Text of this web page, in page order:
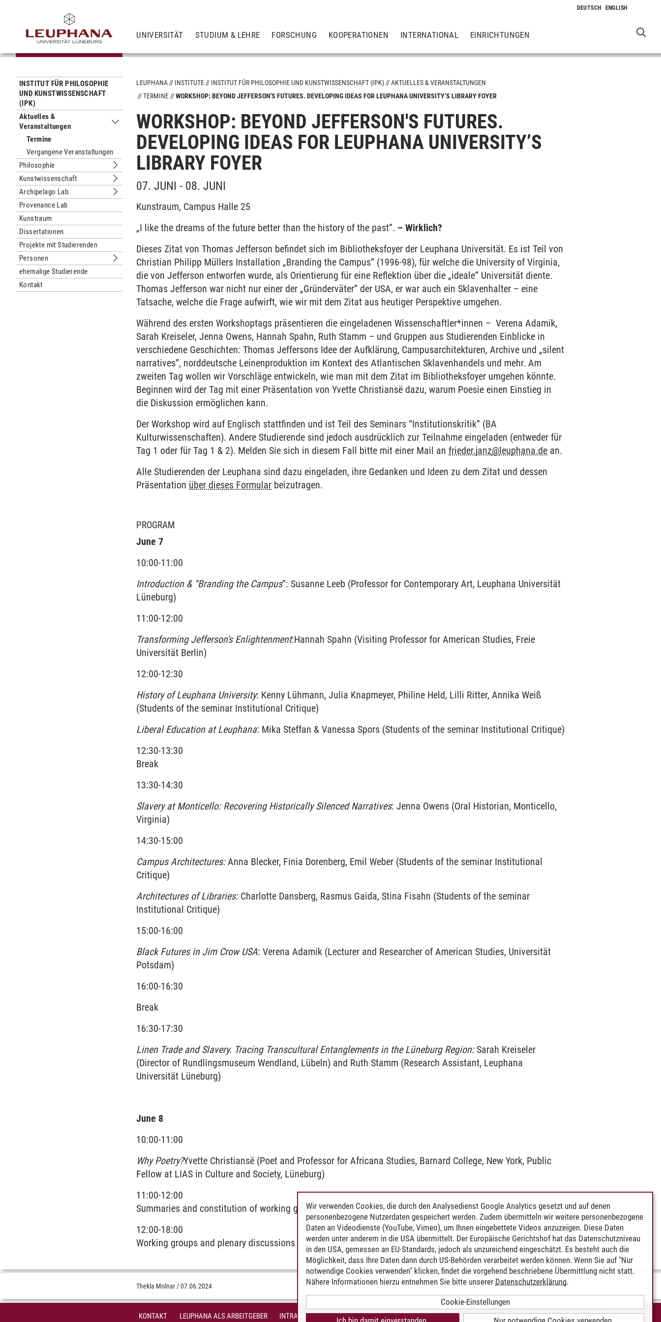
UNIVERSITÄT STUDIUM & LEHRE FORSCHUNG KOOPERATIONEN INTERNATIONAL EINRICHTUNGEN
INSTITUT FÜR PHILOSOPHIE
UND KUNSTWISSENSCHAFT
(IPK)
Aktuelles &
Veranstaltungen
Untermenu Aktuelles & Veranstaltungen
Termine
Vergangene Veranstaltungen
Philosophie
Untermenu Philosophie
Kunstwissenschaft
Untermenu Kunstwissenschaft
Archipelago Lab
Untermenu Archipelago Lab
Provenance Lab
Kunstraum
Dissertationen
Projekte mit Studierenden
Personen
Untermenu Personen
ehemalige Studierende
Kontakt
LEUPHANA INSTITUTE INSTITUT FÜR PHILOSOPHIE UND KUNSTWISSENSCHAFT (IPK)
AKTUELLES & VERANSTALTUNGEN
TERMINE
WORKSHOP: BEYOND JEFFERSON'S FUTURES. DEVELOPING IDEAS FOR LEUPHANA UNIVERSITY’S LIBRARY FOYER
WORKSHOP: BEYOND JEFFERSON'S FUTURES.
DEVELOPING IDEAS FOR LEUPHANA UNIVERSITY’S
LIBRARY FOYER
07. JUNI - 08. JUNI
Kunstraum, Campus Halle 25
„I like the dreams of the future better than the history of the past”. – Wirklich?
Dieses Zitat von Thomas Jefferson befindet sich im Bibliotheksfoyer der Leuphana Universität. Es ist Teil von
Christian Philipp Müllers Installation „Branding the Campus” (1996-98), für welche die University of Virginia,
die von Jefferson entworfen wurde, als Orientierung für eine Reflektion über die „ideale” Universität diente.
Thomas Jefferson war nicht nur einer der „Gründerväter” der USA, er war auch ein Sklavenhalter – eine
Tatsache, welche die Frage aufwirft, wie wir mit dem Zitat aus heutiger Perspektive umgehen.
Während des ersten Workshoptags präsentieren die eingeladenen Wissenschaftler*innen – Verena Adamik,
Sarah Kreiseler, Jenna Owens, Hannah Spahn, Ruth Stamm – und Gruppen aus Studierenden Einblicke in
verschiedene Geschichten: Thomas Jeffersons Idee der Aufklärung, Campusarchitekturen, Archive und „silent
narratives”, norddeutsche Leinenproduktion im Kontext des Atlantischen Sklavenhandels und mehr. Am
zweiten Tag wollen wir Vorschläge entwickeln, wie man mit dem Zitat im Bibliotheksfoyer umgehen könnte.
Beginnen wird der Tag mit einer Präsentation von Yvette Christiansë dazu, warum Poesie einen Einstieg in
die Diskussion ermöglichen kann.
Der Workshop wird auf Englisch stattfinden und ist Teil des Seminars “Institutionskritik” (BA
Kulturwissenschaften). Andere Studierende sind jedoch ausdrücklich zur Teilnahme eingeladen (entweder für
Tag 1 oder für Tag 1 & 2). Melden Sie sich in diesem Fall bitte mit einer Mail anfrieder.janz@leuphana.de an.
Alle Studierenden der Leuphana sind dazu eingeladen, ihre Gedanken und Ideen zu dem Zitat und dessen
Präsentation über dieses Formular beizutragen.
PROGRAM
June 7
10:00-11:00
Introduction & “Branding the Campus”: Susanne Leeb (Professor for Contemporary Art, Leuphana Universität
Lüneburg)
11:00-12:00
Transforming Jefferson's Enlightenment:Hannah Spahn (Visiting Professor for American Studies, Freie
Universität Berlin)
12:00-12:30
History of Leuphana University: Kenny Lühmann, Julia Knapmeyer, Philine Held, Lilli Ritter, Annika Weiß
(Students of the seminar Institutional Critique)
Liberal Education at Leuphana: Mika Steffan & Vanessa Spors (Students of the seminar Institutional Critique)
12:30-13:30
Break
13:30-14:30
Slavery at Monticello: Recovering Historically Silenced Narratives: Jenna Owens (Oral Historian, Monticello,
Virginia)
14:30-15:00
Campus Architectures:Anna Blecker, Finia Dorenberg, Emil Weber (Students of the seminar Institutional
Critique)
Architectures of Libraries:Charlotte Dansberg, Rasmus Gaida, Stina Fisahn (Students of the seminar
Institutional Critique)
15:00-16:00
Black Futures in Jim Crow USA: Verena Adamik (Lecturer and Researcher of American Studies, Universität
Potsdam)
16:00-16:30
Break
16:30-17:30
Linen Trade and Slavery. Tracing Transcultural Entanglements in the Lüneburg Region: Sarah Kreiseler
(Director of Rundlingsmuseum Wendland, Lübeln) and Ruth Stamm (Research Assistant, Leuphana
Universität Lüneburg)
June 8
10:00-11:00
Why Poetry?Yvette Christiansë (Poet and Professor for Africana Studies, Barnard College, New York, Public
Fellow at LIAS in Culture and Society, Lüneburg)
11:00-12:00
Summaries and constitution of working groups
12:00-18:00
Working groups and plenary discussions
Thekla Molnar /07.06.2024
KONTAKT LEUPHANA ALS ARBEITGEBER INTRANET IMPRESSUM DATENSCHUTZ BARRIEREFREIHEIT
Wir verwenden Cookies, die durch den Analysedienst Google Analytics gesetzt und auf denen
personenbezogene Nutzerdaten gespeichert werden. Zudem übermitteln wir weitere personenbezogene
Daten an Videodienste (YouTube, Vimeo), um Ihnen eingebettete Videos anzuzeigen. Diese Daten
werden unter anderem in die USA übermittelt. Der Europäische Gerichtshof hat das Datenschutzniveau
in den USA, gemessen an EU-Standards, jedoch als unzureichend eingeschätzt. Es besteht auch die
Möglichkeit, dass Ihre Daten dann durch US-Behörden verarbeitet werden können. Wenn Sie auf "Nur
notwendige Cookies verwenden" klicken, findet die vorgehend beschriebene Übermittlung nicht statt.
Nähere Informationen hierzu entnehmen Sie bitte unserer Datenschutzerklärung.
Cookie-Einstellungen